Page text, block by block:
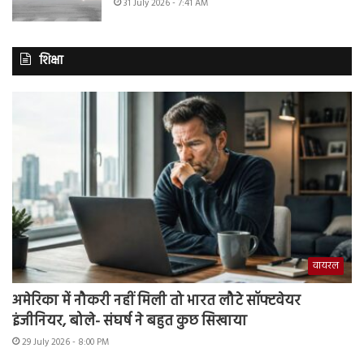
31 July 2026 - 7:41 AM
शिक्षा
वायरल
अमेरिका में नौकरी नहीं मिली तो भारत लौटे सॉफ्टवेयर
इंजीनियर, बोले- संघर्ष ने बहुत कुछ सिखाया
29 July 2026 - 8:00 PM